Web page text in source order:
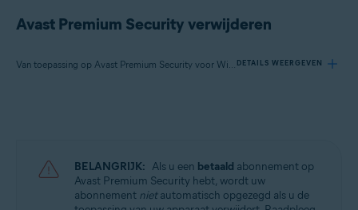
Avast Premium Security verwijderen
Van toepassing op Avast Premium Security voor Windows, Avast Premium Security voor Mac DETAILS WEERGEVEN
Avast Premium Security 15.x voor Mac
Besturingssystemen:
BELANGRIJK: Als u een betaald abonnement op
Avast Premium Security hebt, wordt uw
abonnement nietautomatisch opgezegd als u de